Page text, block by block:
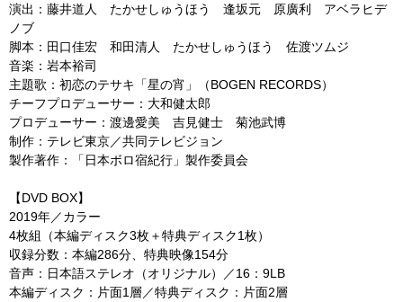
演出：藤井道人 たかせしゅうほう 逢坂元 原廣利 アベラヒデ
ノブ
脚本：田口佳宏 和田清人 たかせしゅうほう 佐渡ツムジ
音楽：岩本裕司
主題歌：初恋のテサキ「星の宵」（BOGEN RECORDS）
チーフプロデューサー：大和健太郎
プロデューサー：渡邊愛美 吉見健士 菊池武博
制作：テレビ東京／共同テレビジョン
製作著作：「日本ボロ宿紀行」製作委員会
【DVD BOX】
2019年／カラー
4枚組（本編ディスク3枚＋特典ディスク1枚）
収録分数：本編286分、特典映像154分
音声：日本語ステレオ（オリジナル）／16：9LB
本編ディスク：片面1層／特典ディスク：片面2層